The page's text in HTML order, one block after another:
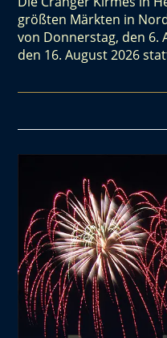
größten Märkten in
von Donnerstag, den 6.
den 16. August 2026